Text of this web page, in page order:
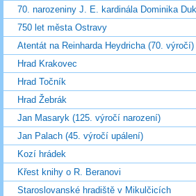
70. narozeniny J. E. kardinála Dominika
750 let města Ostravy
Atentát na Reinharda Heydricha (70. výročí)
Hrad Krakovec
Hrad Točník
Hrad Žebrák
Jan Masaryk (125. výročí narození)
Jan Palach (45. výročí upálení)
Kozí hrádek
Křest knihy o R. Beranovi
Staroslovanské hradiště v Mikulčicích